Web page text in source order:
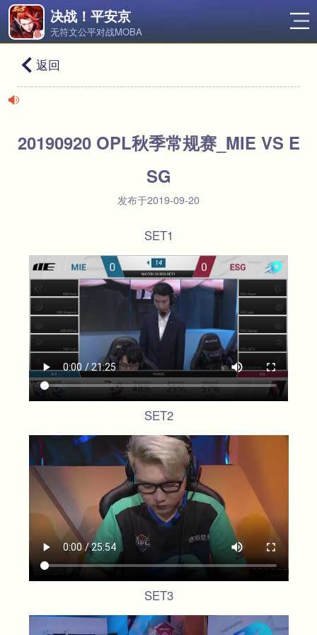
决战！平安京
无符文公平对战MOBA
返回
20190920 OPL秋季常规赛_MIE VS E
SG
发布于2019-09-20
SET1
SET2
SET3